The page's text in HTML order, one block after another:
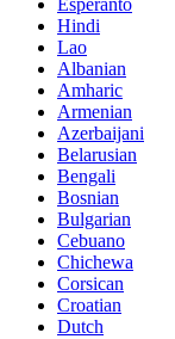
Hindi
Lao
Albanian
Amharic
Armenian
Azerbaijani
Belarusian
Bengali
Bosnian
Bulgarian
Cebuano
Chichewa
Corsican
Croatian
Dutch